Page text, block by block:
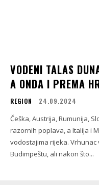
VODENI TALAS
A ONDA I PREMA
REGION 24.09.2024
Češka, Austrija, Rumunija,
razornih poplava, a Italija i
vodostajima rijeka.
Budimpeštu, ali nakon što...